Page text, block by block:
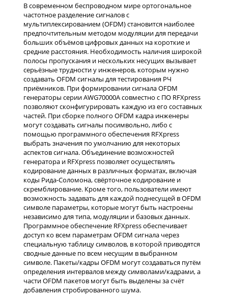
В современном беспроводном мире ортогональное
частотное разделение сигналов с
мультиплексированием (OFDM) становится наиболее
предпочтительным методом модуляции для передачи
больших объёмов цифровых данных на короткие и
средние расстояния. Необходимость наличия широкой
полосы пропускания и нескольких несущих вызывает
серьёзные трудности у инженеров, которым нужно
создавать OFDM сигналы для тестирования РЧ
приёмников. При формировании сигнала OFDM
генераторы серии AWG70000A совместно с ПО RFXpress
позволяют сконфигурировать каждую из его составных
частей. При сборке полного OFDM кадра инженеры
могут создавать сигналы посимвольно, либо с
помощью программного обеспечения RFXpress
выбрать значения по умолчанию для некоторых
аспектов сигнала. Объединение возможностей
генератора и RFXpress позволяет осуществлять
кодирование данных в различных форматах, включая
коды Рида-Соломона, свёрточное кодирование и
скремблирование. Кроме того, пользователи имеют
возможность задавать для каждой поднесущей в OFDM
символе параметры, которые могут быть настроены
независимо для типа, модуляции и базовых данных.
Программное обеспечение RFXpress обеспечивает
доступ ко всем параметрам OFDM сигнала через
специальную таблицу символов, в которой приводятся
сводные данные по всем несущим в выбранном
символе. Пакеты/кадры OFDM могут создаваться путём
определения интервалов между символами/кадрами, а
части OFDM пакетов могут быть выделены за счёт
добавления стробированного шума.